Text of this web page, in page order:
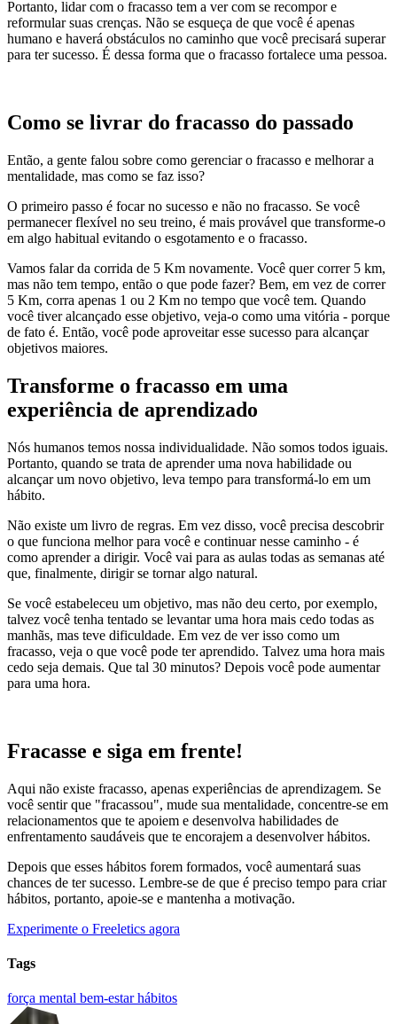
Portanto, lidar com o fracasso tem a ver com se recompor e
reformular suas crenças. Não se esqueça de que você é apenas
humano e haverá obstáculos no caminho que você precisará superar
para ter sucesso. É dessa forma que o fracasso fortalece uma pessoa.
Como se livrar do fracasso do passado
Então, a gente falou sobre como gerenciar o fracasso e melhorar a
mentalidade, mas como se faz isso?
O primeiro passo é focar no sucesso e não no fracasso. Se você
permanecer flexível no seu treino, é mais provável que transforme-o
em algo habitual evitando o esgotamento e o fracasso.
Vamos falar da corrida de 5 Km novamente. Você quer correr 5 km,
mas não tem tempo, então o que pode fazer? Bem, em vez de correr
5 Km, corra apenas 1 ou 2 Km no tempo que você tem. Quando
você tiver alcançado esse objetivo, veja-o como uma vitória - porque
de fato é. Então, você pode aproveitar esse sucesso para alcançar
objetivos maiores.
Transforme o fracasso em uma
experiência de aprendizado
Nós humanos temos nossa individualidade. Não somos todos iguais.
Portanto, quando se trata de aprender uma nova habilidade ou
alcançar um novo objetivo, leva tempo para transformá-lo em um
hábito.
Não existe um livro de regras. Em vez disso, você precisa descobrir
o que funciona melhor para você e continuar nesse caminho - é
como aprender a dirigir. Você vai para as aulas todas as semanas até
que, finalmente, dirigir se tornar algo natural.
Se você estabeleceu um objetivo, mas não deu certo, por exemplo,
talvez você tenha tentado se levantar uma hora mais cedo todas as
manhãs, mas teve dificuldade. Em vez de ver isso como um
fracasso, veja o que você pode ter aprendido. Talvez uma hora mais
cedo seja demais. Que tal 30 minutos? Depois você pode aumentar
para uma hora.
Fracasse e siga em frente!
Aqui não existe fracasso, apenas experiências de aprendizagem. Se
você sentir que "fracassou", mude sua mentalidade, concentre-se em
relacionamentos que te apoiem e desenvolva habilidades de
enfrentamento saudáveis que te encorajem a desenvolver hábitos.
Depois que esses hábitos forem formados, você aumentará suas
chances de ter sucesso. Lembre-se de que é preciso tempo para criar
hábitos, portanto, apoie-se e mantenha a motivação.
Experimente o Freeletics agora
Tags
força mental bem-estarhábitos